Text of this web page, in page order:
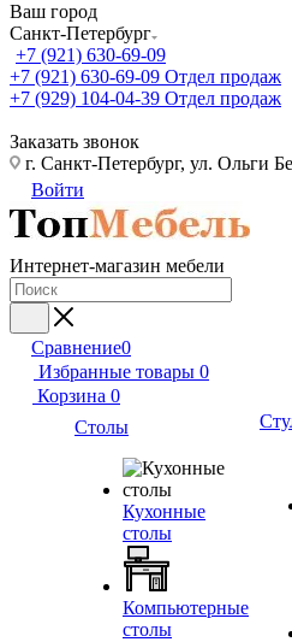
Ваш город
Санкт-Петербург
+7 (921) 630-69-09
+7 (921) 630-69-09 Отдел продаж
+7 (929) 104-04-39 Отдел продаж
Заказать звонок
г. Санкт-Петербург, ул. Ольги
Войти
Интернет-магазин мебели
Сравнение0
Избранные товары 0
Корзина 0
Столы
Кухонные
столы
Компьютерные
столы